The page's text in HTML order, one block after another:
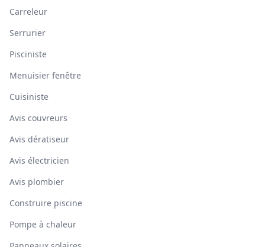
Carreleur
Serrurier
Pisciniste
Menuisier fenêtre
Cuisiniste
Avis couvreurs
Avis dératiseur
Avis électricien
Avis plombier
Construire piscine
Pompe à chaleur